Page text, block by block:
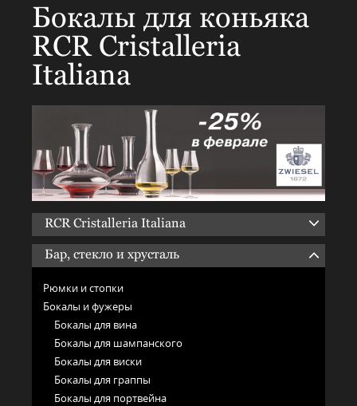
Бокалы для коньяка
RCR Cristalleria
Italiana
RCR Cristalleria Italiana
Бар, стекло и хрусталь
Рюмки и стопки
Бокалы и фужеры
Бокалы для вина
Бокалы для шампанского
Бокалы для виски
Бокалы для граппы
Бокалы для портвейна